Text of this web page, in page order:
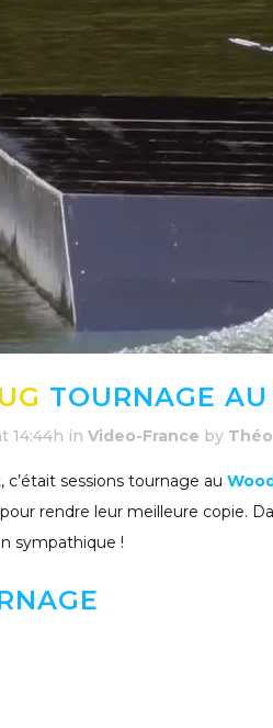
TOURNAGE
14:44h in Video-France by Théo
c’était sessions tournage au
rendre leur meilleure copie.
sympathique !